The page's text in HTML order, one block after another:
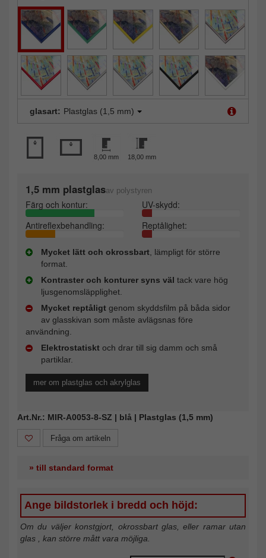
glasart: Plastglas (1,5 mm)
8,00 mm 18,00 mm
1,5 mm plastglasav polystyren
Färg och kontur:
UV-skydd:
Antireflexbehandling:
Reptålighet:
Mycket lätt och okrossbart , lämpligt för större
format.
Kontraster och konturer syns väl tack vare hög
ljusgenomsläpplighet.
Mycket reptåligt genom skyddsfilm på båda sidor
av glasskivan som måste avlägsnas före
användning.
Elektrostatiskt och drar till sig damm och små
partiklar.
mer om plastglas och akrylglas
Art.Nr.: MIR-A0053-8-SZ | blå | Plastglas (1,5 mm)
Fråga om artikeln
» till standard format
Ange bildstorlek i bredd och höjd:
Om du väljer konstgjort, okrossbart glas, eller ramar utan
glas , kan större mått vara möjliga.